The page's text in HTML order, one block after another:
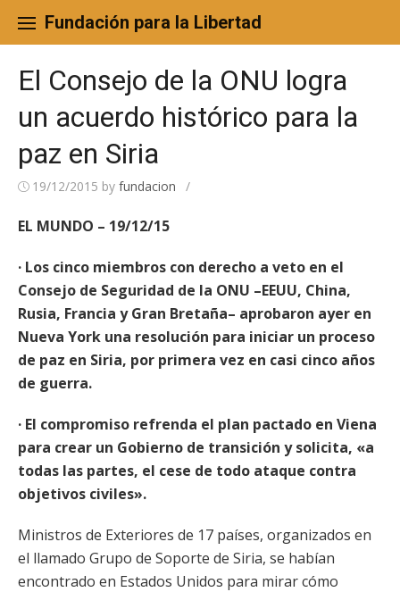
content
Fundación para la Libertad
El Consejo de la ONU logra
un acuerdo histórico para la
paz en Siria
19/12/2015 by fundacion /
EL MUNDO – 19/12/15
· Los cinco miembros con derecho a veto en el
Consejo de Seguridad de la ONU –EEUU, China,
Rusia, Francia y Gran Bretaña– aprobaron ayer en
Nueva York una resolución para iniciar un proceso
de paz en Siria, por primera vez en casi cinco años
de guerra.
· El compromiso refrenda el plan pactado en Viena
para crear un Gobierno de transición y solicita, «a
todas las partes, el cese de todo ataque contra
objetivos civiles».
Ministros de Exteriores de 17 países, organizados en
el llamado Grupo de Soporte de Siria, se habían
encontrado en Estados Unidos para mirar cómo